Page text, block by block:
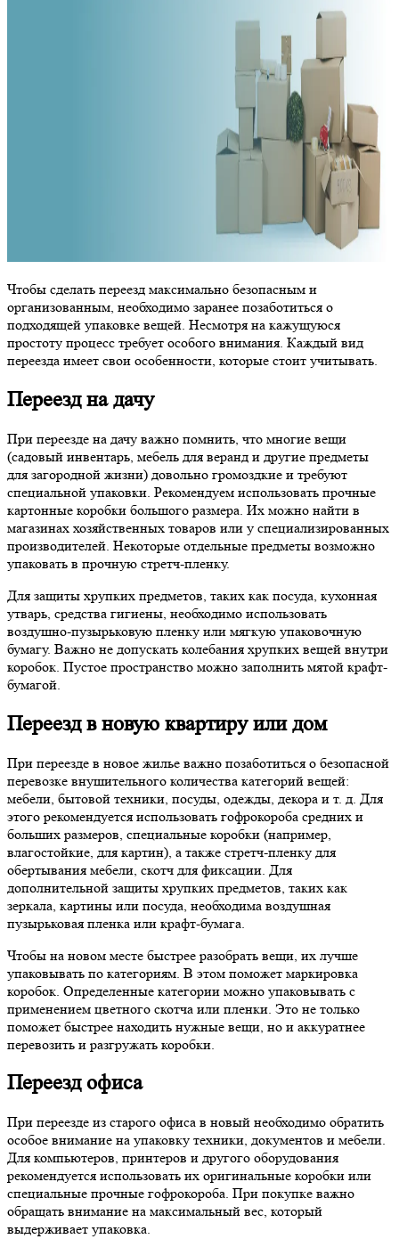
Чтобы сделать переезд максимально безопасным и
организованным, необходимо заранее позаботиться о
подходящей упаковке вещей. Несмотря на кажущуюся
простоту процесс требует особого внимания. Каждый вид
переезда имеет свои особенности, которые стоит учитывать.
Переезд на дачу
При переезде на дачу важно помнить, что многие вещи
(садовый инвентарь, мебель для веранд и другие предметы
для загородной жизни) довольно громоздкие и требуют
специальной упаковки. Рекомендуем использовать прочные
картонные коробки большого размера. Их можно найти в
магазинах хозяйственных товаров или у специализированных
производителей. Некоторые отдельные предметы возможно
упаковать в прочную стретч-пленку.
Для защиты хрупких предметов, таких как посуда, кухонная
утварь, средства гигиены, необходимо использовать
воздушно-пузырьковую пленку или мягкую упаковочную
бумагу. Важно не допускать колебания хрупких вещей внутри
коробок. Пустое пространство можно заполнить мятой крафт-
бумагой.
Переезд в новую квартиру или дом
При переезде в новое жилье важно позаботиться о безопасной
перевозке внушительного количества категорий вещей:
мебели, бытовой техники, посуды, одежды, декора и т. д. Для
этого рекомендуется использовать гофрокороба средних и
больших размеров, специальные коробки (например,
влагостойкие, для картин), а также стретч-пленку для
обертывания мебели, скотч для фиксации. Для
дополнительной защиты хрупких предметов, таких как
зеркала, картины или посуда, необходима воздушная
пузырьковая пленка или крафт-бумага.
Чтобы на новом месте быстрее разобрать вещи, их лучше
упаковывать по категориям. В этом поможет маркировка
коробок. Определенные категории можно упаковывать с
применением цветного скотча или пленки. Это не только
поможет быстрее находить нужные вещи, но и аккуратнее
перевозить и разгружать коробки.
Переезд офиса
При переезде из старого офиса в новый необходимо обратить
особое внимание на упаковку техники, документов и мебели.
Для компьютеров, принтеров и другого оборудования
рекомендуется использовать их оригинальные коробки или
специальные прочные гофрокороба. При покупке важно
обращать внимание на максимальный вес, который
выдерживает упаковка.